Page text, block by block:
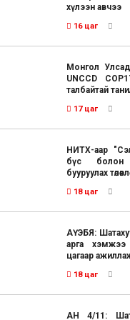
хүлээн авчээ
16 цаг
Монгол
UNCCD
талбайтай
17 цаг
НИТХ-аар
бүс болон
бууруулах
18 цаг
АҮЭБЯ:
арга
цагаар
18 цаг
АН 4/11: